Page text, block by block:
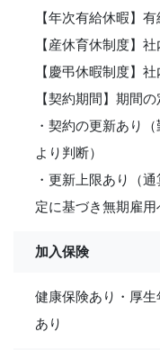
【年次有給休暇】
【産休育休制度】
【慶弔休暇制度】
【契約期間】期間
・契約の更新あり
より判断）
・更新上限あり（
定に基づき無期雇用
加入保険
健康保険あり・厚
あり